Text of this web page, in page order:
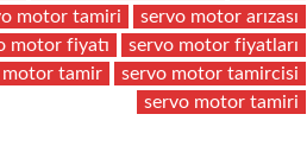
motor tamiri
servo motor arızası
motor fiyatı
servo motor fiyatları
motor tamir
servo motor tamircisi
servo motor tamiri